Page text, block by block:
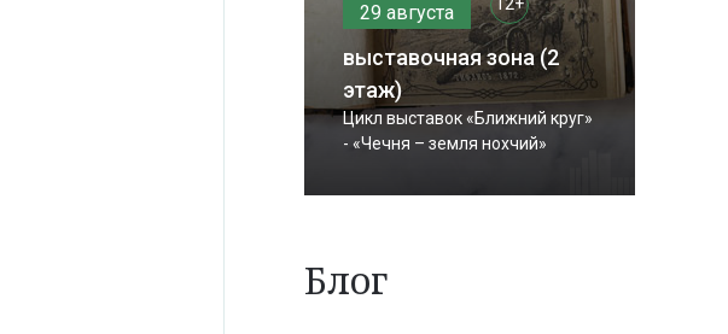
29 августа
выставочная зона (2
этаж)
Цикл выставок «Ближний круг»
- «Чечня – земля нохчий»
Блог